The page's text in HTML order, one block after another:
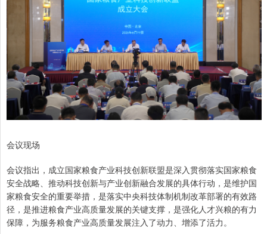
会议现场
会议指出，成立国家粮食产业科技创新联盟是深入贯彻落实国家粮食
安全战略、推动科技创新与产业创新融合发展的具体行动，是维护国
家粮食安全的重要举措，是落实中央科技体制机制改革部署的有效路
径，是推进粮食产业高质量发展的关键支撑，是强化人才兴粮的有力
保障，为服务粮食产业高质量发展注入了动力、增添了活力。